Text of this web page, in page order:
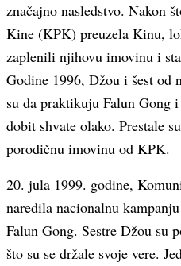
značajno nasledstvo. Nakon
Kine (KPK) preuzela Kinu,
zaplenili njihovu imovinu i
Godine 1996, Džou i šest od
su da praktikuju Falun Gong
dobit shvate olako. Prestale
porodičnu imovinu od KPK.
20. jula 1999. godine,
naredila nacionalnu
Falun Gong. Sestre Džou su
što su se držale svoje vere.